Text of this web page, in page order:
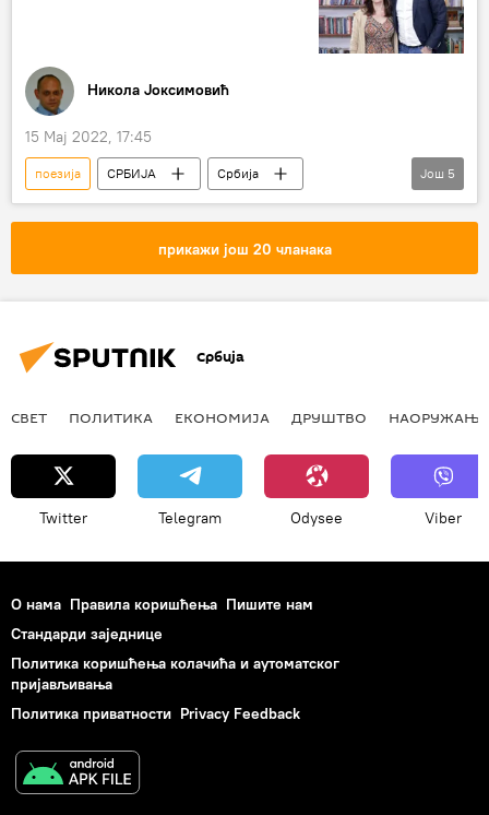
Никола Јоксимовић
15 Мај 2022, 17:45
поезија СРБИЈА
Србија
Србија – друштво
Култура
Магазин
Још 5
прикажи још 20 чланака
Србија
СВЕТ ПОЛИТИКА ЕКОНОМИЈА ДРУШТВО НАОРУЖАЊЕ
Twitter Telegram Odysee Viber
О нама Правила коришћења Пишите нам
Стандарди заједнице
Политика коришћења колачића и аутоматског
пријављивања
Политика приватности Privacy Feedback